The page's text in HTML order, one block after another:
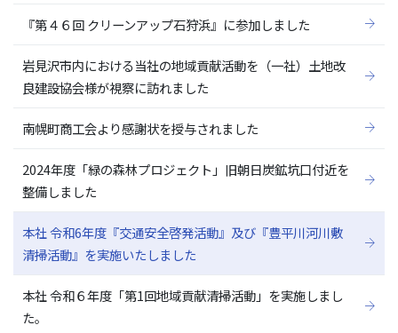
『第４６回 クリーンアップ石狩浜』に参加しました
岩見沢市内における当社の地域貢献活動を（一社）土地改
良建設協会様が視察に訪れました
南幌町商工会より感謝状を授与されました
2024年度「緑の森林プロジェクト」旧朝日炭鉱坑口付近を
整備しました
本社 令和6年度『交通安全啓発活動』及び『豊平川河川敷
清掃活動』を実施いたしました
本社 令和６年度「第1回地域貢献清掃活動」を実施しまし
た。